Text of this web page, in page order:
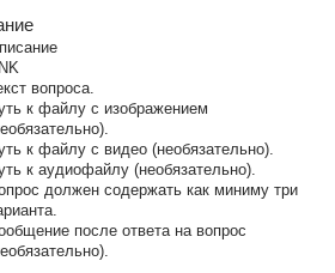
вопроса.
к файлу с изображением
к файлу с видео (необязательно).
к аудиофайлу (необязательно).
должен содержать как миниму три
после ответа на вопрос